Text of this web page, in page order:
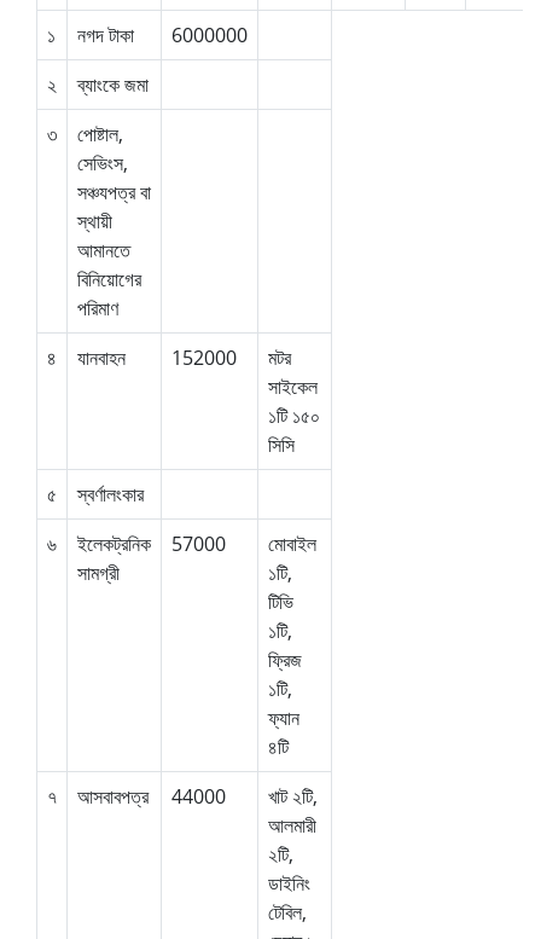
১ নগদ টাকা
6000000
২
ব্যাংকে জমা
৩
পোষ্টাল,
সেভিংস,
সঞ্চযপত্র বা
স্থায়ী
আমানতে
বিনিয়োগের
পরিমাণ
৪
যানবাহন 152000
মটর
সাইকেল
১টি ১৫০
সিসি
৫
স্বর্ণালংকার
৬
ইলেকট্রনিক
সামগ্রী
57000
মোবাইল
১টি,
টিভি
১টি,
ফ্রিজ
১টি,
ফ্যান
৪টি
৭
আসবাবপত্র 44000
খাট ২টি,
আলমারী
২টি,
ডাইনিং
টেবিল,